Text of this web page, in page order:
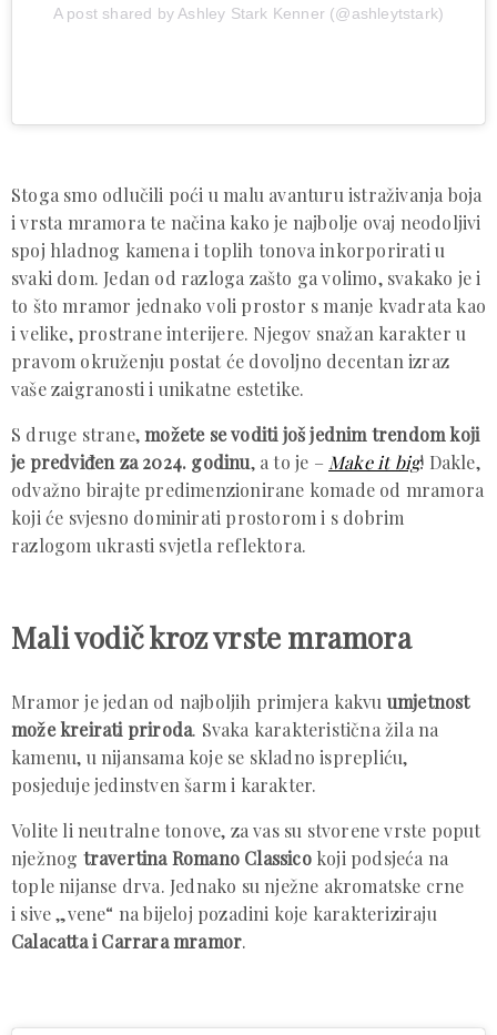
A post shared by Ashley Stark Kenner (@ashleytstark)
Stoga smo odlučili poći u malu avanturu istraživanja boja
i vrsta mramora te načina kako je najbolje ovaj neodoljivi
spoj hladnog kamena i toplih tonova inkorporirati u
svaki dom. Jedan od razloga zašto ga volimo, svakako je i
to što mramor jednako voli prostor s manje kvadrata kao
i velike, prostrane interijere. Njegov snažan karakter u
pravom okruženju postat će dovoljno decentan izraz
vaše zaigranosti i unikatne estetike.
S druge strane,možete se voditi još jednim trendom koji
je predviđen za 2024. godinu, a to je – Make it big! Dakle,
odvažno birajte predimenzionirane komade od mramora
koji će svjesno dominirati prostorom i s dobrim
razlogom ukrasti svjetla reflektora.
Mali vodič kroz vrste mramora
Mramor je jedan od najboljih primjera kakvuumjetnost
može kreirati priroda. Svaka karakteristična žila na
kamenu, u nijansama koje se skladno isprepliću,
posjeduje jedinstven šarm i karakter.
Volite li neutralne tonove, za vas su stvorene vrste poput
nježnog travertina Romano Classicokoji podsjeća na
tople nijanse drva. Jednako su nježne akromatske crne
i sive „vene“ na bijeloj pozadini koje karakteriziraju
Calacatta i Carrara mramor.